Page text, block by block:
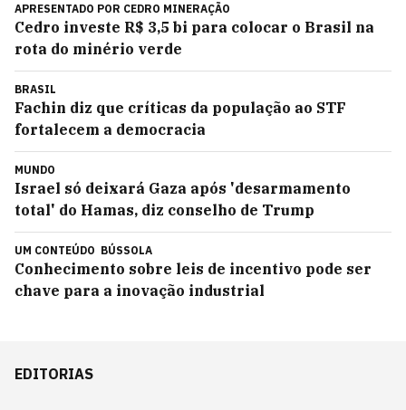
APRESENTADO POR CEDRO MINERAÇÃO
Cedro investe R$ 3,5 bi para colocar o Brasil na
rota do minério verde
BRASIL
Fachin diz que críticas da população ao STF
fortalecem a democracia
MUNDO
Israel só deixará Gaza após 'desarmamento
total' do Hamas, diz conselho de Trump
UM CONTEÚDO BÚSSOLA
Conhecimento sobre leis de incentivo pode ser
chave para a inovação industrial
EDITORIAS